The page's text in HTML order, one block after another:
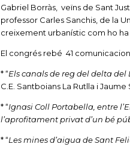
Gabriel Borràs, veïns de Sant
professor Carles Sanchis, de la
creixement urbanístic com ho ha
El congrés rebé 41
* “Els canals de reg del delta
C.E. Santboians La Rutlla i
* “Ignasi Coll Portabella, entre
l’aprofitament privat d’un bé
* “Les mines d’aigua de Sant